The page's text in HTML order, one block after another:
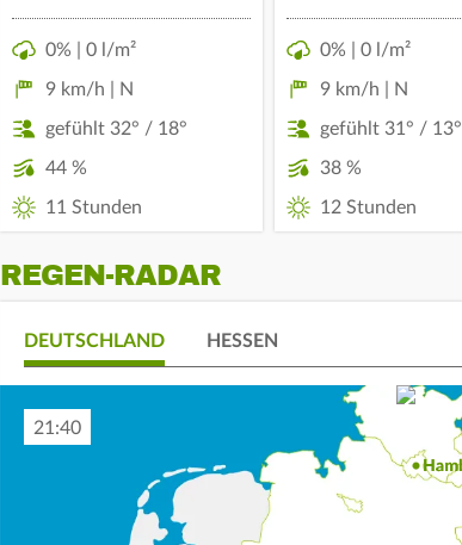
0% | 0 l/m²
9 km/h | N
gefühlt 32° / 18°
44 %
11 Stunden
0% | 0 l/m²
9 km/h | N
gefühlt 31° / 13°
38 %
12 Stunden
REGEN-RADAR
DEUTSCHLAND HESSEN
21:50